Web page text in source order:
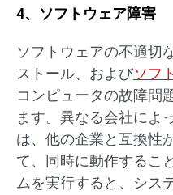
4、ソフトウェア障害
ソフトウェアの不適切
ストール、およびソフ
コンピュータの故障問
ます。異なる会社によ
は、他の企業と互換性
て、同時に動作するこ
ムを実行すると、シス